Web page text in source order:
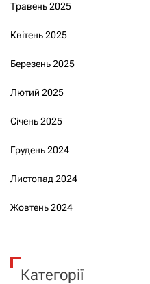
Травень 2025
Квітень 2025
Березень 2025
Лютий 2025
Січень 2025
Грудень 2024
Листопад 2024
Жовтень 2024
Категорії